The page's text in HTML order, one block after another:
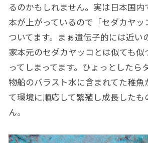
るのかもしれません。実は日本国内
本が上がっているので「セダカヤ
ついてます。まぁ遺伝子的には近い
家本元のセダカヤッコとは似ても
ってしまってます。ひょっとしたら
物船のバラスト水に含まれてた稚
て環境に順応して繁殖し成長したも
ん。